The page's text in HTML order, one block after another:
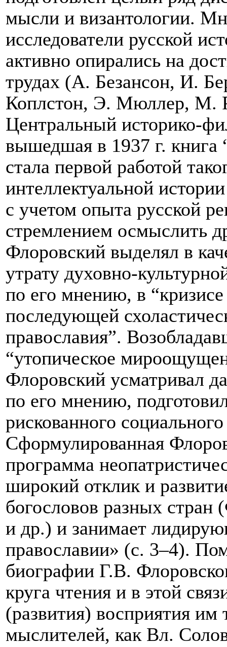
мысли и византологии.
исследователи русской
активно опирались на
трудах (А. Безансон, И.
Коплстон, Э. Мюллер, М.
Центральный историко-
вышедшая в 1937 г. книга
стала первой работой
интеллектуальной
с учетом опыта русской
стремлением осмыслить
Флоровский выделял в
утрату духовно-
по его мнению, в
последующей
православия”.
“утопическое
Флоровский усматривал
по его мнению,
рискованного
Сформулированная
программа
широкий отклик и
богословов разных
и др.) и занимает
православии» (с. 3–4).
биографии Г.В.
круга чтения и в этой
(развития) восприятия им
мыслителей, как Вл.